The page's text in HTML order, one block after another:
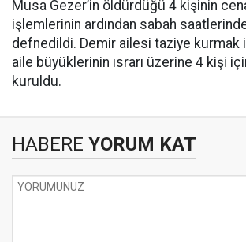
Musa Gezer’in öldürdüğü 4 kişinin
işlemlerinin ardından sabah
defnedildi. Demir ailesi taziye kurmak
aile büyüklerinin ısrarı üzerine 4 kişi
kuruldu.
HABERE YORUM KAT